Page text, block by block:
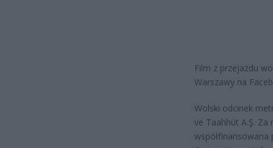
Film z przejazdu
Warszawy na
Wolski odcinek
ve Taahhüt A.Ş.
współfinansowana